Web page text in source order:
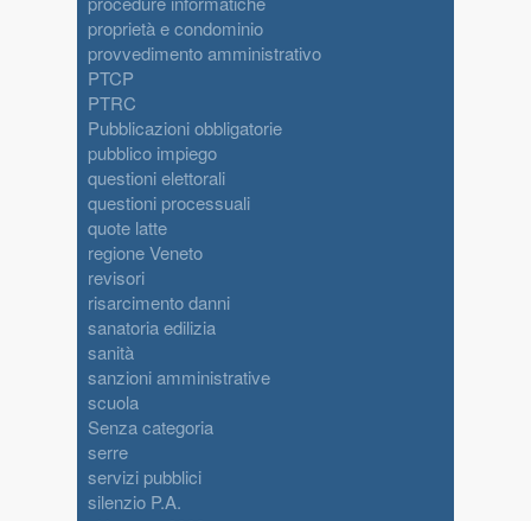
proprietà e condominio
provvedimento amministrativo
PTCP
PTRC
Pubblicazioni obbligatorie
pubblico impiego
questioni elettorali
questioni processuali
quote latte
regione Veneto
revisori
risarcimento danni
sanatoria edilizia
sanità
sanzioni amministrative
scuola
Senza categoria
serre
servizi pubblici
silenzio P.A.